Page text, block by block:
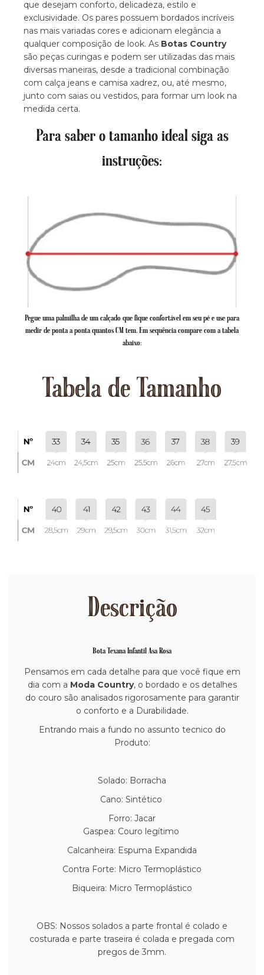
que desejam conforto, delicadeza, estilo e
exclusividade. Os pares possuem bordados incríveis
nas mais variadas cores e adicionam elegância a
qualquer composição de look. As Botas Country
são peças curingas e podem ser utilizadas das mais
diversas maneiras, desde a tradicional combinação
com calça jeans e camisa xadrez, ou, até mesmo,
junto com saias ou vestidos, para formar um look na
medida certa.
Para saber o tamanho ideal siga as
instruções:
Pegue uma palmilha de um calçado que fique confortável em seu pé e use para
medir de ponta a ponta quantos CM tem. Em sequência compare com a tabela
abaixo:
Tabela de Tamanho
Descrição
Bota Texana Infantil Asa Rosa
Pensamos em cada detalhe para que você fique em
dia com a Moda Country, o bordado e os detalhes
do couro são analisados rigorosamente para garantir
o conforto e a Durabilidade.
Entrando mais a fundo no assunto tecnico do
Produto:
Solado: Borracha
Cano: Sintético
Forro: Jacar
Gaspea: Couro legítimo
Calcanheira: Espuma Expandida
Contra Forte: Micro Termoplástico
Biqueira: Micro Termoplástico
OBS: Nossos solados a parte frontal é colado e
costurada e parte traseira é colada e pregada com
pregos de 3mm.